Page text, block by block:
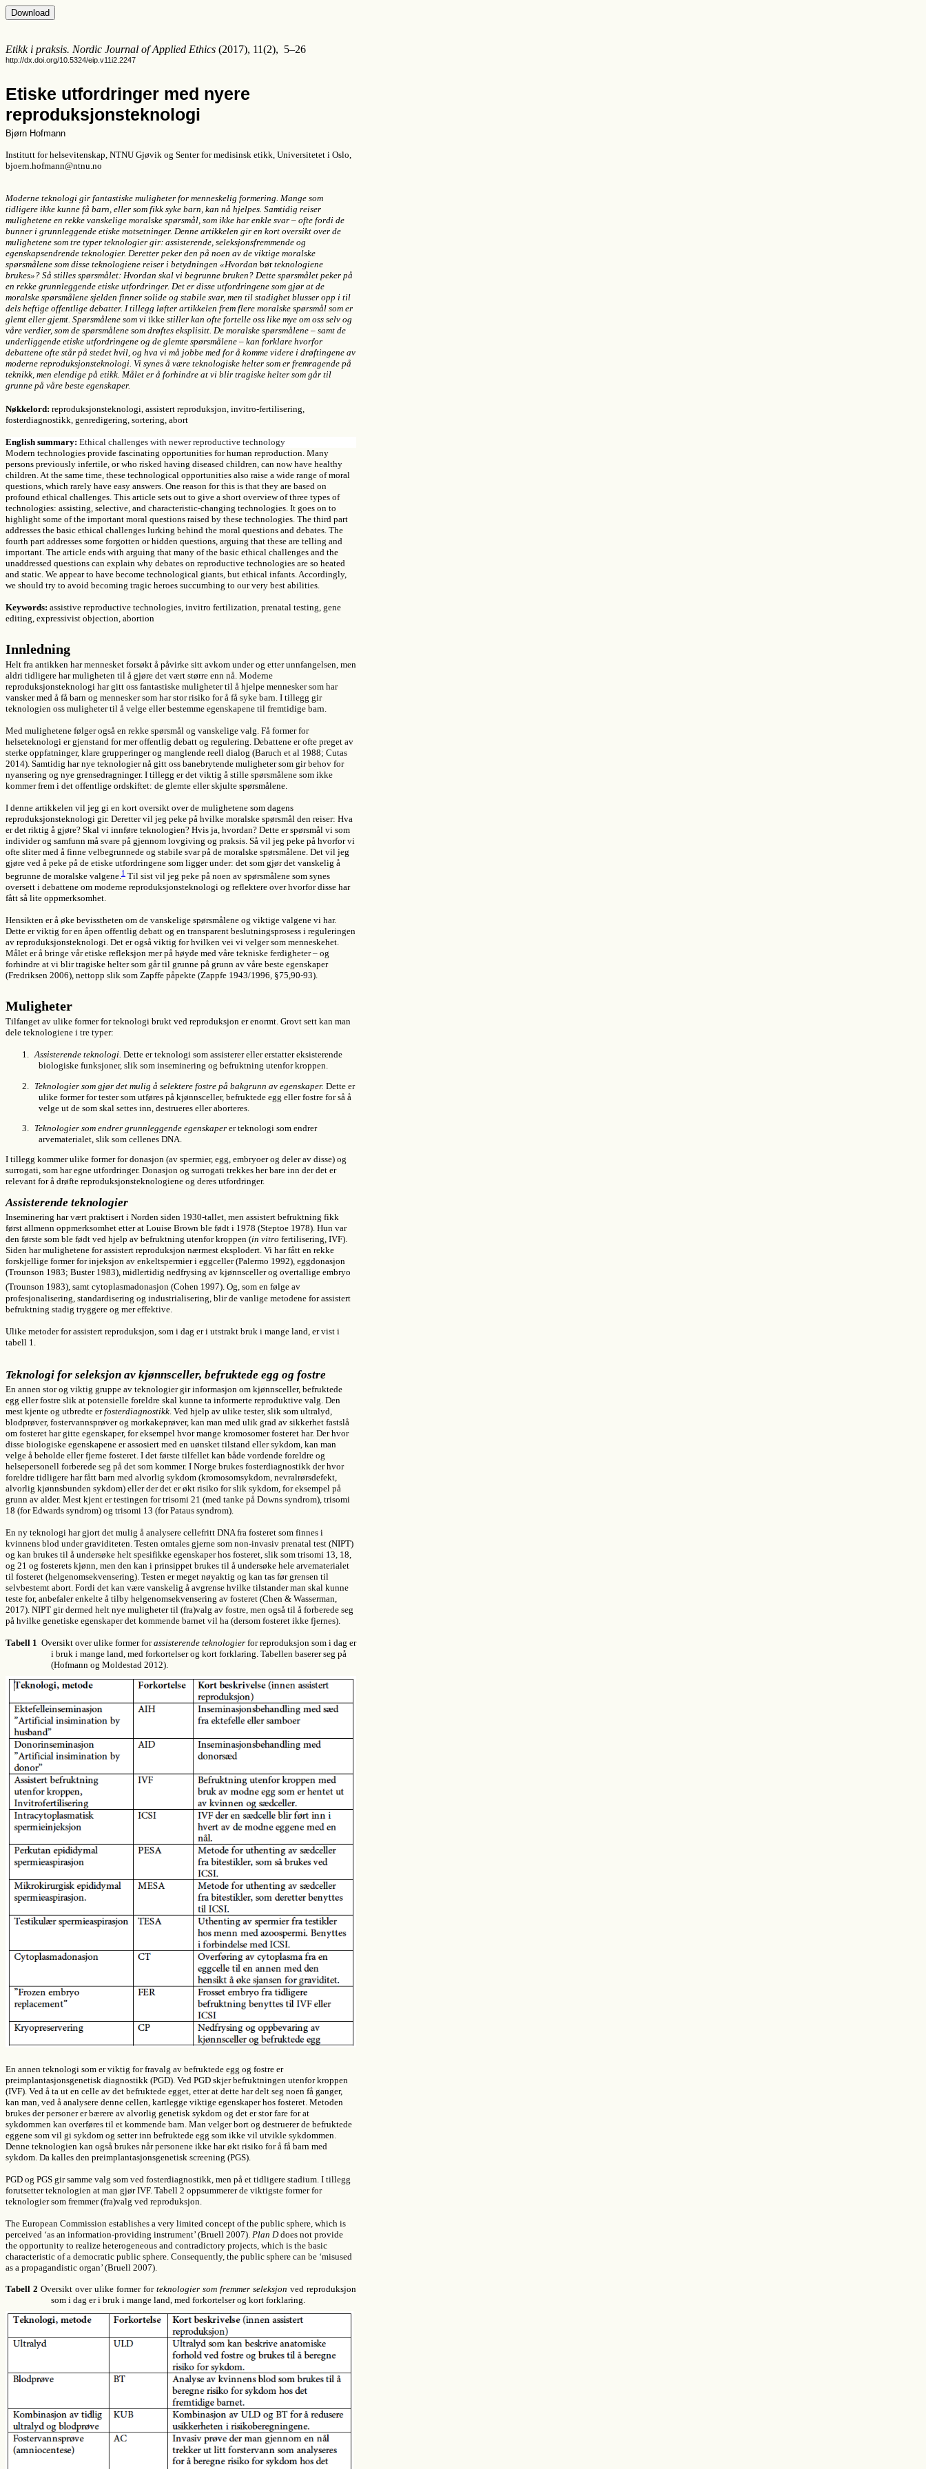
Etikk i praksis. Nordic Journal of Applied Ethics (2017), 11(2), 5–26
http://dx.doi.org/10.5324/eip.v11i2.2247
Etiske utfordringer med nyere
reproduksjonsteknologi
Bjørn Hofmann
Institutt for helsevitenskap, NTNU Gjøvik og Senter for medisinsk etikk, Universitetet i Oslo,
bjoern.hofmann@ntnu.no
Moderne teknologi gir fantastiske muligheter for menneskelig formering. Mange som
tidligere ikke kunne få barn, eller som fikk syke barn, kan nå hjelpes. Samtidig reiser
mulighetene en rekke vanskelige moralske spørsmål, som ikke har enkle svar – ofte fordi de
bunner i grunnleggende etiske motsetninger. Denne artikkelen gir en kort oversikt over de
mulighetene som tre typer teknologier gir: assisterende, seleksjonsfremmende og
egenskapsendrende teknologier. Deretter peker den på noen av de viktige moralske
spørsmålene som disse teknologiene reiser i betydningen «Hvordan børteknologiene
brukes»? Så stilles spørsmålet: Hvordan skal vi begrunne bruken? Dette spørsmålet peker på
en rekke grunnleggende etiske utfordringer. Det er disse utfordringene som gjør at de
moralske spørsmålene sjelden finner solide og stabile svar, men til stadighet blusser opp i til
dels heftige offentlige debatter. I tillegg løfter artikkelen frem flere moralske spørsmål som er
glemt eller gjemt. Spørsmålene som vi ikke stiller kan ofte fortelle oss like mye om oss selv og
våre verdier, som de spørsmålene som drøftes eksplisitt. De moralske spørsmålene – samt de
underliggende etiske utfordringene og de glemte spørsmålene – kan forklare hvorfor
debattene ofte står på stedet hvil, og hva vi må jobbe med for å komme videre i drøftingene av
moderne reproduksjonsteknologi. Vi synes å være teknologiske helter som er fremragende på
teknikk, men elendige på etikk. Målet er å forhindre at vi blir tragiske helter som går til
grunne på våre beste egenskaper.
Nøkkelord: reproduksjonsteknologi, assistert reproduksjon, invitro-fertilisering,
fosterdiagnostikk, genredigering, sortering, abort
English summary: Ethical challenges with newer reproductive technology
Modern technologies provide fascinating opportunities for human reproduction. Many
persons previously infertile, or who risked having diseased children, can now have healthy
children. At the same time, these technological opportunities also raise a wide range of moral
questions, which rarely have easy answers. One reason for this is that they are based on
profound ethical challenges. This article sets out to give a short overview of three types of
technologies: assisting, selective, and characteristic-changing technologies. It goes on to
highlight some of the important moral questions raised by these technologies. The third part
addresses the basic ethical challenges lurking behind the moral questions and debates. The
fourth part addresses some forgotten or hidden questions, arguing that these are telling and
important. The article ends with arguing that many of the basic ethical challenges and the
unaddressed questions can explain why debates on reproductive technologies are so heated
and static. We appear to have become technological giants, but ethical infants. Accordingly,
we should try to avoid becoming tragic heroes succumbing to our very best abilities.
Keywords: assistive reproductive technologies, invitro fertilization, prenatal testing, gene
editing, expressivist objection, abortion
Innledning
Helt fra antikken har mennesket forsøkt å påvirke sitt avkom under og etter unnfangelsen, men
aldri tidligere har muligheten til å gjøre det vært større enn nå. Moderne
reproduksjonsteknologi har gitt oss fantastiske muligheter til å hjelpe mennesker som har
vansker med å få barn og mennesker som har stor risiko for å få syke barn. I tillegg gir
teknologien oss muligheter til å velge eller bestemme egenskapene til fremtidige barn.
Med mulighetene følger også en rekke spørsmål og vanskelige valg. Få former for
helseteknologi er gjenstand for mer offentlig debatt og regulering. Debattene er ofte preget av
sterke oppfatninger, klare grupperinger og manglende reell dialog (Baruch et al 1988; Cutas
2014). Samtidig har nye teknologier nå gitt oss banebrytende muligheter som gir behov for
nyansering og nye grensedragninger. I tillegg er det viktig å stille spørsmålene som ikke
kommer frem i det offentlige ordskiftet: de glemte eller skjulte spørsmålene.
I denne artikkelen vil jeg gi en kort oversikt over de mulighetene som dagens
reproduksjonsteknologi gir. Deretter vil jeg peke på hvilke moralske spørsmål den reiser: Hva
er det riktig å gjøre? Skal vi innføre teknologien? Hvis ja, hvordan? Dette er spørsmål vi som
individer og samfunn må svare på gjennom lovgiving og praksis. Så vil jeg peke på hvorfor vi
ofte sliter med å finne velbegrunnede og stabile svar på de moralske spørsmålene. Det vil jeg
gjøre ved å peke på de etiske utfordringene som ligger under: det som gjør det vanskelig å
begrunne de moralske valgene.1 Til sist vil jeg peke på noen av spørsmålene som synes
oversett i debattene om moderne reproduksjonsteknologi og reflektere over hvorfor disse har
fått så lite oppmerksomhet.
Hensikten er å øke bevisstheten om de vanskelige spørsmålene og viktige valgene vi har.
Dette er viktig for en åpen offentlig debatt og en transparent beslutningsprosess i reguleringen
av reproduksjonsteknologi. Det er også viktig for hvilken vei vi velger som menneskehet.
Målet er å bringe vår etiske refleksjon mer på høyde med våre tekniske ferdigheter – og
forhindre at vi blir tragiske helter som går til grunne på grunn av våre beste egenskaper
(Fredriksen 2006), nettopp slik som Zapffe påpekte (Zappfe 1943/1996, §75,90-93).
Muligheter
Tilfanget av ulike former for teknologi brukt ved reproduksjon er enormt. Grovt sett kan man
dele teknologiene i tre typer:
1. Assisterende teknologi. Dette er teknologi som assisterer eller erstatter eksisterende
biologiske funksjoner, slik som inseminering og befruktning utenfor kroppen.
2.
Teknologier som gjør det mulig å selektere fostre på bakgrunn av egenskaper. Dette er
ulike former for tester som utføres på kjønnsceller, befruktede egg eller fostre for så å
velge ut de som skal settes inn, destrueres eller aborteres.
3. Teknologier som endrer grunnleggende egenskaper er teknologi som endrer
arvematerialet, slik som cellenes DNA.
I tillegg kommer ulike former for donasjon (av spermier, egg, embryoer og deler av disse) og
surrogati, som har egne utfordringer. Donasjon og surrogati trekkes her bare inn der det er
relevant for å drøfte reproduksjonsteknologiene og deres utfordringer.
Assisterende teknologier
Inseminering har vært praktisert i Norden siden 1930-tallet, men assistert befruktning fikk
først allmenn oppmerksomhet etter at Louise Brown ble født i 1978 (Steptoe 1978). Hun var
den første som ble født ved hjelp av befruktning utenfor kroppen (in vitro fertilisering, IVF).
Siden har mulighetene for assistert reproduksjon nærmest eksplodert. Vi har fått en rekke
forskjellige former for injeksjon av enkeltspermier i eggceller (Palermo 1992), eggdonasjon
(Trounson 1983; Buster 1983), midlertidig nedfrysing av kjønnsceller og overtallige embryo
(Trounson 1983), samt cytoplasmadonasjon (Cohen 1997). Og, som en følge av
profesjonalisering, standardisering og industrialisering, blir de vanlige metodene for assistert
befruktning stadig tryggere og mer effektive.
Ulike metoder for assistert reproduksjon, som i dag er i utstrakt bruk i mange land, er vist i
tabell 1.
Teknologi for seleksjon av kjønnsceller, befruktede egg og fostre
En annen stor og viktig gruppe av teknologier gir informasjon om kjønnsceller, befruktede
egg eller fostre slik at potensielle foreldre skal kunne ta informerte reproduktive valg. Den
mest kjente og utbredte erfosterdiagnostikk . Ved hjelp av ulike tester, slik som ultralyd,
blodprøver, fostervannsprøver og morkakeprøver, kan man med ulik grad av sikkerhet fastslå
om fosteret har gitte egenskaper, for eksempel hvor mange kromosomer fosteret har. Der hvor
disse biologiske egenskapene er assosiert med en uønsket tilstand eller sykdom, kan man
velge å beholde eller fjerne fosteret. I det første tilfellet kan både vordende foreldre og
helsepersonell forberede seg på det som kommer. I Norge brukes fosterdiagnostikk der hvor
foreldre tidligere har fått barn med alvorlig sykdom (kromosomsykdom, nevralrørsdefekt,
alvorlig kjønnsbunden sykdom) eller der det er økt risiko for slik sykdom, for eksempel på
grunn av alder. Mest kjent er testingen for trisomi 21 (med tanke på Downs syndrom), trisomi
18 (for Edwards syndrom) og trisomi 13 (for Pataus syndrom).
En ny teknologi har gjort det mulig å analysere cellefritt DNA fra fosteret som finnes i
kvinnens blod under graviditeten. Testen omtales gjerne som non‐invasiv prenatal test (NIPT)
og kan brukes til å undersøke helt spesifikke egenskaper hos fosteret, slik som trisomi 13, 18,
og 21 og fosterets kjønn, men den kan i prinsippet brukes til å undersøke hele arvematerialet
til fosteret (helgenomsekvensering). Testen er meget nøyaktig og kan tas før grensen til
selvbestemt abort. Fordi det kan være vanskelig å avgrense hvilke tilstander man skal kunne
teste for, anbefaler enkelte å tilby helgenomsekvensering av fosteret (Chen & Wasserman,
2017) . NIPT gir dermed helt nye muligheter til (fra)valg av fostre, men også til å forberede seg
på hvilke genetiske egenskaper det kommende barnet vil ha (dersom fosteret ikke fjernes).
Tabell 1 Oversikt over ulike former forassisterende teknologier for reproduksjon som i dag er
i bruk i mange land, med forkortelser og kort forklaring. Tabellen baserer seg på
(Hofmann og Moldestad 2012).
En annen teknologi som er viktig for fravalg av befruktede egg og fostre er
preimplantasjonsgenetisk diagnostikk (PGD). Ved PGD skjer befruktningen utenfor kroppen
(IVF). Ved å ta ut en celle av det befruktede egget, etter at dette har delt seg noen få ganger,
kan man, ved å analysere denne cellen, kartlegge viktige egenskaper hos fosteret. Metoden
brukes der personer er bærere av alvorlig genetisk sykdom og det er stor fare for at
sykdommen kan overføres til et kommende barn. Man velger bort og destruerer de befruktede
eggene som vil gi sykdom og setter inn befruktede egg som ikke vil utvikle sykdommen.
Denne teknologien kan også brukes når personene ikke har økt risiko for å få barn med
sykdom. Da kalles den preimplantasjonsgenetisk screening (PGS).
PGD og PGS gir samme valg som ved fosterdiagnostikk, men på et tidligere stadium. I tillegg
forutsetter teknologien at man gjør IVF. Tabell 2 oppsummerer de viktigste former for
teknologier som fremmer (fra)valg ved reproduksjon.
The European Commission establishes a very limited concept of the public sphere, which is
perceived ‘as an information-providing instrument’ (Bruell 2007). Plan Ddoes not provide
the opportunity to realize heterogeneous and contradictory projects, which is the basic
characteristic of a democratic public sphere. Consequently, the public sphere can be ‘misused
as a propagandistic organ’ (Bruell 2007).
Tabell 2 Oversikt over ulike former for teknologier som fremmer seleksjon ved reproduksjon
som i dag er i bruk i mange land, med forkortelser og kort forklaring.